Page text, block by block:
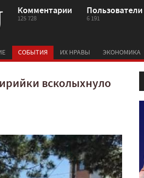
Комментарии
125 728
Пользователи
6 191
СОБЫТИЯ ИХ НРАВЫ ЭКОНОМИКА
всколыхнуло